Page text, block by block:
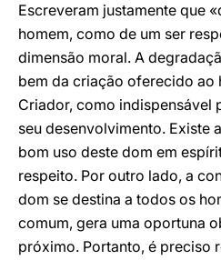
Escreveram justamente que
homem, como de um ser
dimensão moral. A
bem da criação oferecido ao
Criador, como indispensável
seu desenvolvimento. Existe
bom uso deste dom em
respeito. Por outro lado, a
dom se destina a todos os
comum, gera uma oportuna
próximo. Portanto, é preciso